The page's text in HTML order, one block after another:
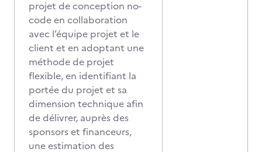
projet de conception no-
code en collaboration
avec l’équipe projet et le
client et en adoptant une
méthode de projet
flexible, en identifiant la
portée du projet et sa
dimension technique afin
de délivrer, auprès des
sponsors et financeurs,
une estimation des